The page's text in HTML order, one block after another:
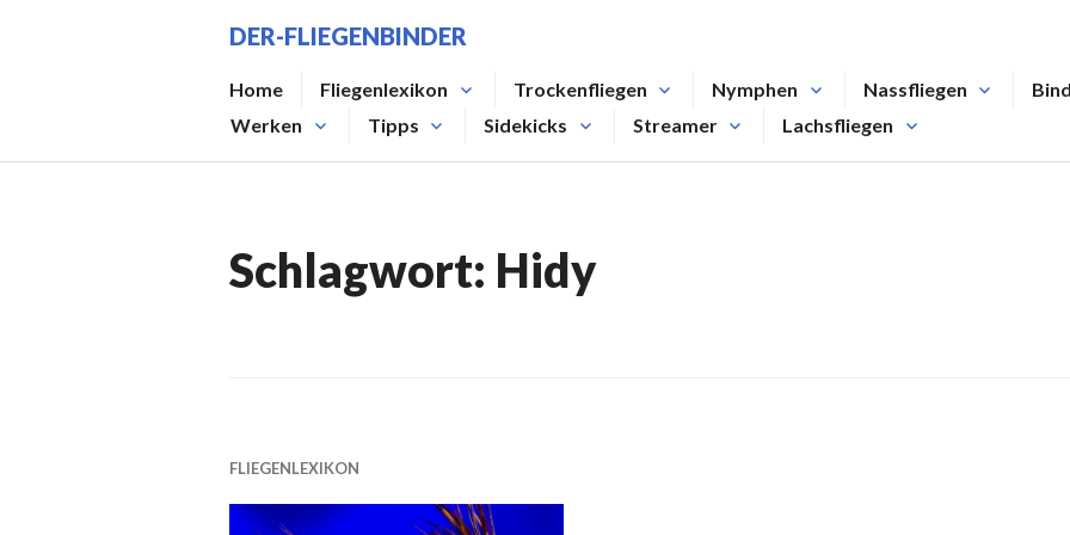
DER-FLIEGENBINDER
Home Fliegenlexikon Trockenfliegen Nymphen Nassfliegen
Werken
Tipps Sidekicks Streamer Lachsfliegen
Schlagwort: Hidy
FLIEGENLEXIKON